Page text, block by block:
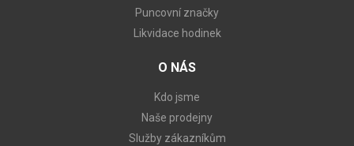
Puncovní značky
Likvidace hodinek
O NÁS
Kdo jsme
Naše prodejny
Služby zákazníkům